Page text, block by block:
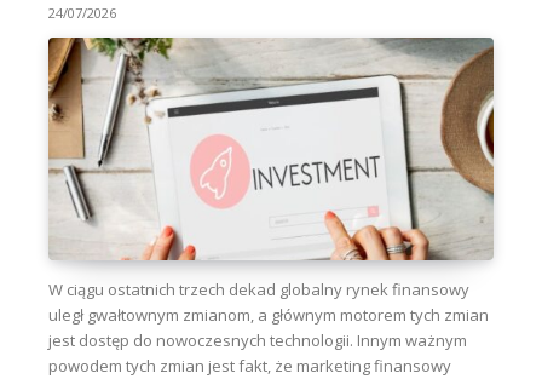
24/07/2026
W ciągu ostatnich trzech dekad globalny rynek finansowy
uległ gwałtownym zmianom, a głównym motorem tych zmian
jest dostęp do nowoczesnych technologii. Innym ważnym
powodem tych zmian jest fakt, że marketing finansowy